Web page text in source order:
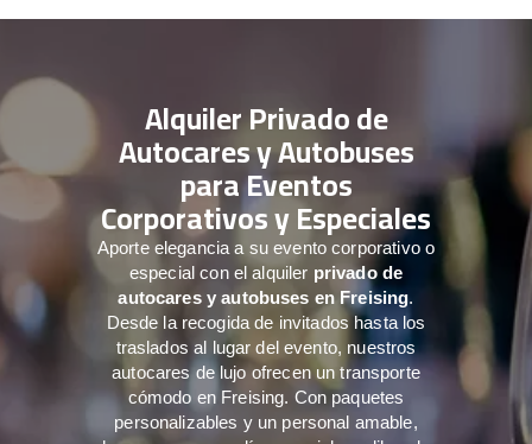
Alquiler Privado de
Autocares y Autobuses
para Eventos
Corporativos y Especiales
Aporte elegancia a su evento corporativo o
especial con el alquiler privado de
autocares y autobuses en Freising.
Desde la recogida de invitados hasta los
traslados al lugar del evento, nuestros
autocares de lujo ofrecen un transporte
cómodo en Freising. Con paquetes
personalizables y un personal amable,